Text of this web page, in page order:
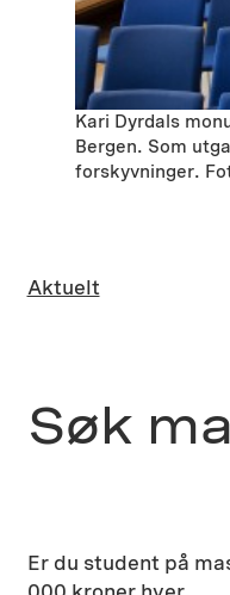
Kari Dyrdals
Bergen. Som
forskyvninger.
Aktuelt
Søk
Er du student på